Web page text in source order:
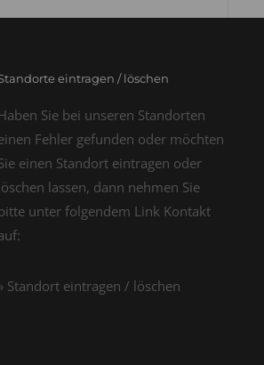
eintragen / löschen
Sie bei unseren Standorten
Fehler gefunden oder möchten
einen Standort eintragen oder
lassen, dann nehmen Sie
unter folgendem Link Kontakt
Standort eintragen / löschen